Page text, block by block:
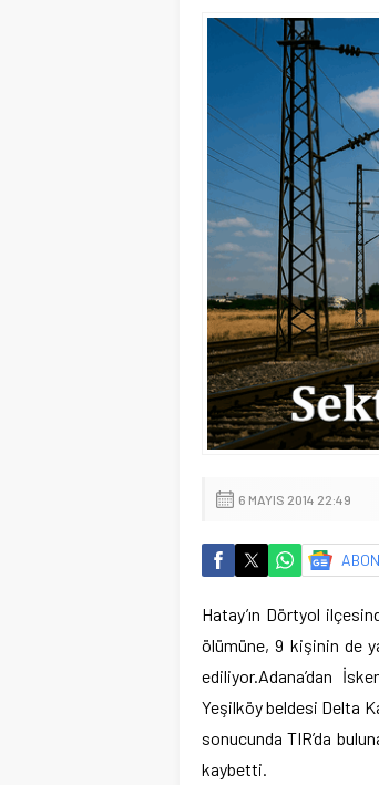
6 MAYIS 2014 22:49
Hatay’ın Dörtyol
ölümüne, 9 kişinin de
ediliyor.Adana’dan
Yeşilköy beldesi Delta
sonucunda TIR’da
kaybetti.